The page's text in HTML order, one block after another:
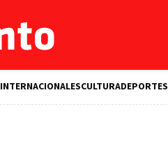
INTERNACIONALESCULTURADEPORTES